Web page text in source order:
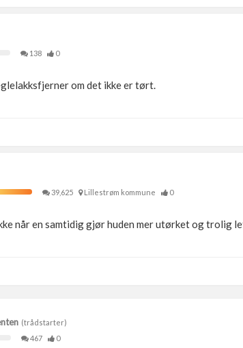
138 0
om det ikke er tørt.
39,625 Lillestrøm kommune 0
når en samtidig gjør huden mer utørket og trolig
(trådstarter)
467 0